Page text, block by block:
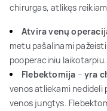
chirurgas, atlikęs
Atvira venų
metu pašalinami
pooperaciniu laikotarpiu.
Flebektomija – yra
venos atliekami
venos jungtys.